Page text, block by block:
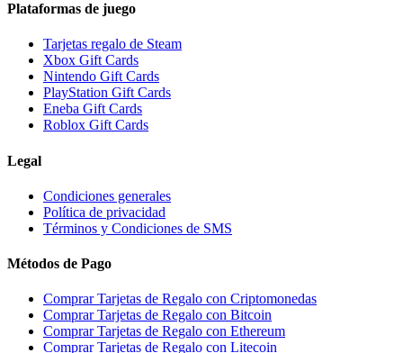
Plataformas de juego
Tarjetas regalo de Steam
Xbox Gift Cards
Nintendo Gift Cards
PlayStation Gift Cards
Eneba Gift Cards
Roblox Gift Cards
Legal
Condiciones generales
Política de privacidad
Términos y Condiciones de SMS
Métodos de Pago
Comprar Tarjetas de Regalo con Criptomonedas
Comprar Tarjetas de Regalo con Bitcoin
Comprar Tarjetas de Regalo con Ethereum
Comprar Tarjetas de Regalo con Litecoin